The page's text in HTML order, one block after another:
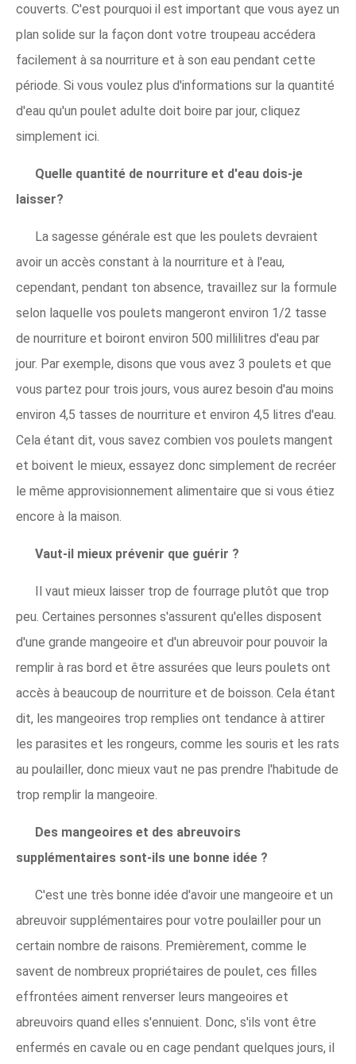
couverts. C'est pourquoi il est important que vous ayez un
plan solide sur la façon dont votre troupeau accédera
facilement à sa nourriture et à son eau pendant cette
période. Si vous voulez plus d'informations sur la quantité
d'eau qu'un poulet adulte doit boire par jour, cliquez
simplement ici.
Quelle quantité de nourriture et d'eau dois-je
laisser?
La sagesse générale est que les poulets devraient
avoir un accès constant à la nourriture et à l'eau,
cependant, pendant ton absence, travaillez sur la formule
selon laquelle vos poulets mangeront environ 1/2 tasse
de nourriture et boiront environ 500 millilitres d'eau par
jour. Par exemple, disons que vous avez 3 poulets et que
vous partez pour trois jours, vous aurez besoin d'au moins
environ 4,5 tasses de nourriture et environ 4,5 litres d'eau.
Cela étant dit, vous savez combien vos poulets mangent
et boivent le mieux, essayez donc simplement de recréer
le même approvisionnement alimentaire que si vous étiez
encore à la maison.
Vaut-il mieux prévenir que guérir ?
Il vaut mieux laisser trop de fourrage plutôt que trop
peu. Certaines personnes s'assurent qu'elles disposent
d'une grande mangeoire et d'un abreuvoir pour pouvoir la
remplir à ras bord et être assurées que leurs poulets ont
accès à beaucoup de nourriture et de boisson. Cela étant
dit, les mangeoires trop remplies ont tendance à attirer
les parasites et les rongeurs, comme les souris et les rats
au poulailler, donc mieux vaut ne pas prendre l'habitude de
trop remplir la mangeoire.
Des mangeoires et des abreuvoirs
supplémentaires sont-ils une bonne idée ?
C'est une très bonne idée d'avoir une mangeoire et un
abreuvoir supplémentaires pour votre poulailler pour un
certain nombre de raisons. Premièrement, comme le
savent de nombreux propriétaires de poulet, ces filles
effrontées aiment renverser leurs mangeoires et
abreuvoirs quand elles s'ennuient. Donc, s'ils vont être
enfermés en cavale ou en cage pendant quelques jours, il